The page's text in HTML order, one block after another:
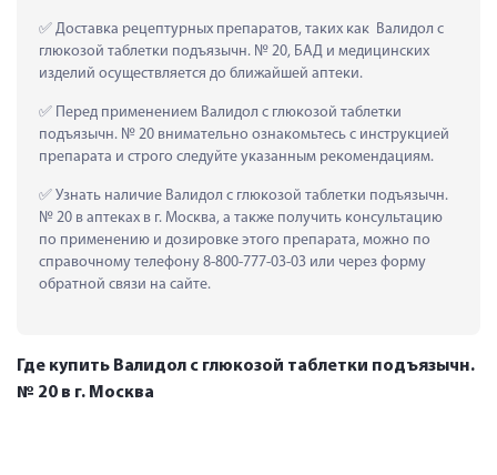
Доставка рецептурных препаратов, таких как  Валидол с
глюкозой таблетки подъязычн. № 20, БАД и медицинских
изделий осуществляется до ближайшей аптеки.
Перед применением Валидол с глюкозой таблетки
подъязычн. № 20 внимательно ознакомьтесь с инструкцией
препарата и строго следуйте указанным рекомендациям.
Узнать наличие Валидол с глюкозой таблетки подъязычн.
№ 20 в аптеках в г. Москва, а также получить консультацию
по применению и дозировке этого препарата, можно по
справочному телефону 8-800-777-03-03 или через форму
обратной связи на сайте.
Где купить Валидол с глюкозой таблетки подъязычн.
№ 20 в г. Москва